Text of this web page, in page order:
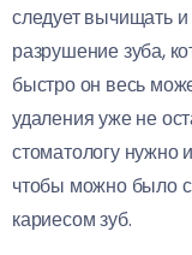
следует вычищать
разрушение зуба,
быстро он весь
удаления уже не
стоматологу нужно
чтобы можно было
кариесом зуб.